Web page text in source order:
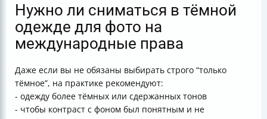
Нужно ли сниматься в тёмной
одежде для фото на
международные права
Даже если вы не обязаны выбирать строго “только
тёмное”, на практике рекомендуют:
- одежду более тёмных или сдержанных тонов
- чтобы контраст с фоном был понятным и не